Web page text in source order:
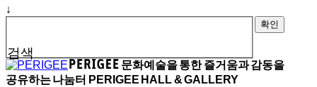
↓
검색
확인
문화예술을 통한 즐거움과 감동을
공유하는 나눔터 PERIGEE HALL & GALLERY